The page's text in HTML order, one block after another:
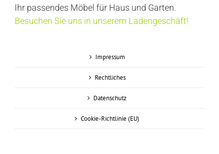
Ihr passendes Möbel für Haus und Garten.
Besuchen Sie uns in unserem Ladengeschäft!
Impressum
Rechtliches
Datenschutz
Cookie-Richtlinie (EU)